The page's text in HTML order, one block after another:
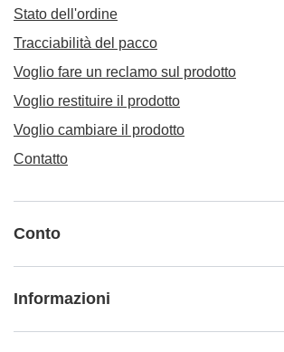
Stato dell'ordine
Tracciabilità del pacco
Voglio fare un reclamo sul prodotto
Voglio restituire il prodotto
Voglio cambiare il prodotto
Contatto
Conto
Informazioni